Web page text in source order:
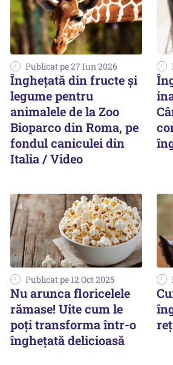
Publicat pe 27 Iun 2026
Înghețată din fructe și
legume pentru
animalele de la Zoo
Bioparco din Roma, pe
fondul caniculei din
Italia / Video
Publicat pe 12 Oct 2025
Nu arunca floricelele
rămase! Uite cum le
poți transforma într-o
înghețată delicioasă